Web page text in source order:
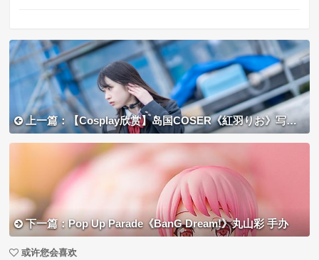
上一篇：【Cosplay欣赏】岛国COSER《紅羽りお》写真集，白皙肌肤黑丝美腿吸睛！
下一篇：Pop Up Parade《BanG Dream!》丸山彩 手办
或许您会喜欢